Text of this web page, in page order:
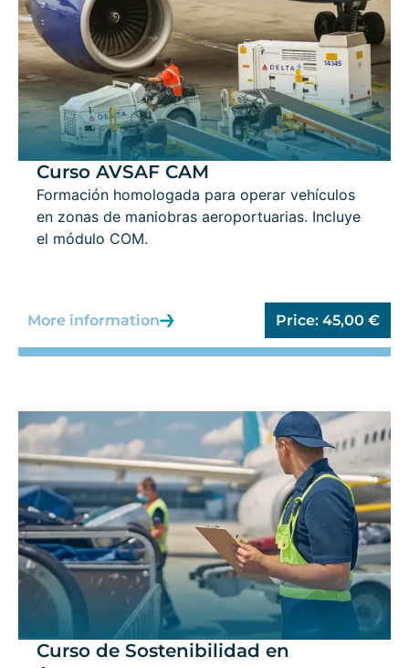
Curso AVSAF CAM
Formación homologada para operar vehículos
en zonas de maniobras aeroportuarias. Incluye
el módulo COM.
More information Price: 45,00 €
Curso de Sostenibilidad en